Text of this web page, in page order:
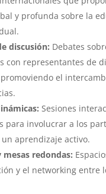
y profunda sobre la
discusión: Debates
con representantes de
el
Sesiones
para involucrar a los
aprendizaje activo.
mesas redondas:
y el networking entre